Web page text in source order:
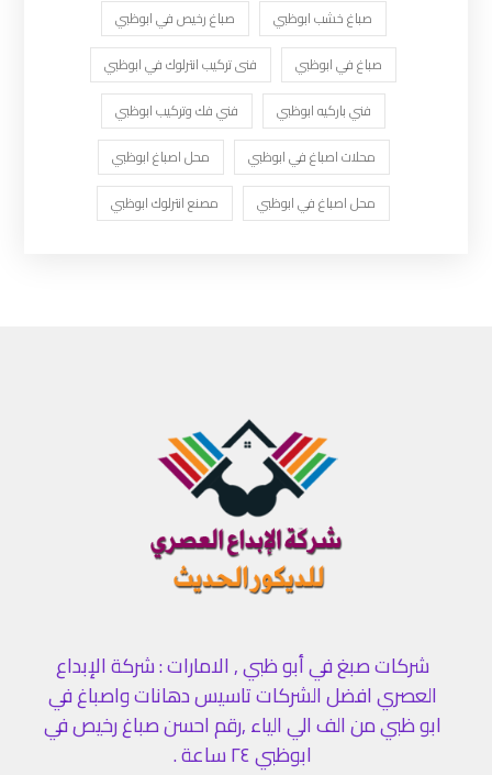
صباغ خشب ابوظبي
صباغ رخيص في ابوظبي
صباغ في ابوظبي
فنى تركيب انترلوك في ابوظبي
فني باركيه ابوظبي
فني فك وتركيب ابوظبي
محلات اصباغ في ابوظبي
محل اصباغ ابوظبي
محل اصباغ في ابوظبي
مصنع انترلوك ابوظبي
شركات صبغ في أبو ظبي , الامارات : شركة الإبداع
العصري افضل الشركات تاسيس دهانات واصباغ في
ابو ظبي من الف الي الياء ,رقم احسن صباغ رخيص في
ابوظبي ٢٤ ساعة .